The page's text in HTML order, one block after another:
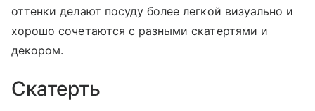
оттенки делают посуду более легкой визуально и
хорошо сочетаются с разными скатертями и
декором.
Скатерть